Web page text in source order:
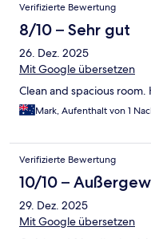
Verifizierte Bewertung
8/10 – Sehr gut
26. Dez. 2025
Mit Google übersetzen
Clean and spacious
Mark, Aufenthalt von 1
Verifizierte Bewertung
10/10 –
29. Dez. 2025
Mit Google übersetzen